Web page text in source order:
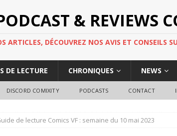
& REVIEWS
ARTICLES, DÉCOUVREZ NOS AVIS ET CONSEILS
DE LECTURE CHRONIQUES NEWS
DISCORD COMIXITY PODCASTS CONTACT
de lecture Comics VF : semaine du 10 mai 2023